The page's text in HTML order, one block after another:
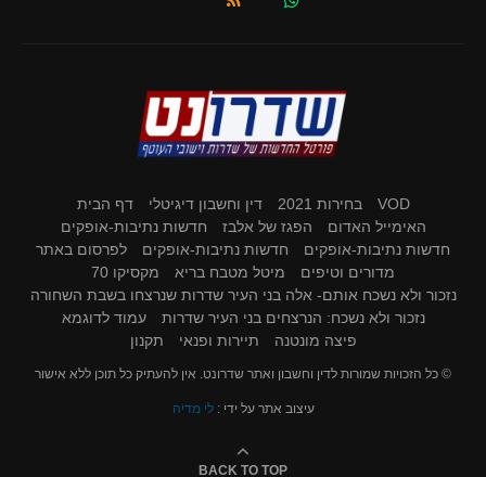
VOD בחירות 2021 דין וחשבון דיגיטלי
דף הבית
האימייל האדום
הפגז של אלבז
חדשות נתיבות-אופקים
חדשות נתיבות-אופקים
חדשות נתיבות-אופקים
לפרסום באתר
מדורים וטיפים
מיטל מטבח בריא
מקסיקו 70
נזכור ולא נשכח אותם- אלה בני העיר שדרות שנרצחו בשבת השחורה
נזכור ולא נשכח: הנרצחים בני העיר שדרות
עמוד לדוגמא
פיצה מונטנה
תיירות ופנאי תקנון
© כל הזכויות שמורות לדין וחשבון ואתר שדרונט. אין להעתיק כל תוכן ללא אישור
עיצוב אתר על ידי :לי מדיה
BACK TO TOP